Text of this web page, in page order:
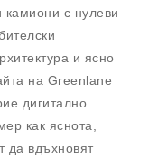
камиони с нулеви
и ясно
на Greenlane
дигитално
как яснота,
да вдъхновят